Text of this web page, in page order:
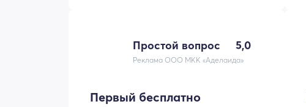
Простой вопрос 5,0
Реклама ООО МКК «Аделаида»
Первый бесплатно